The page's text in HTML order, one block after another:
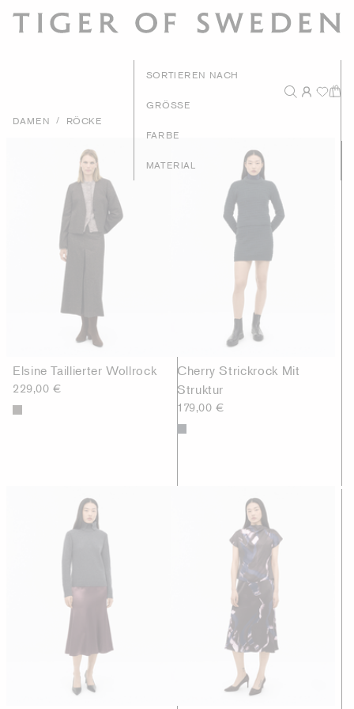
DAMEN / RÖCKE
SORTIEREN NACH
GRÖSSE
FARBE
MATERIAL
Elsine Taillierter Wollrock
229,00 €
Cherry Strickrock Mit
Struktur
179,00 €